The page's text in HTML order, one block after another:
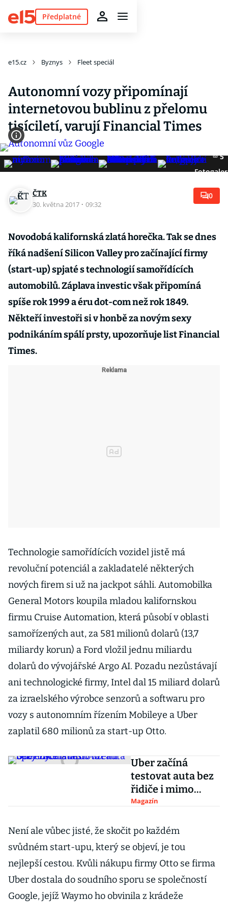
Předplatné
e15.cz Byznys Fleet speciál
Autonomní vozy připomínají
internetovou bublinu z přelomu
tisíciletí, varují Financial Times
5
ČTK
30. května 2017 · 09:32
0
Novodobá kalifornská zlatá horečka. Tak se dnes
říká nadšení Silicon Valley pro začínající firmy
(start-up) spjaté s technologií samořídících
automobilů. Záplava investic však připomíná
spíše rok 1999 a éru dot-com než rok 1849.
Někteří investoři si v honbě za novým sexy
podnikáním spálí prsty, upozorňuje list Financial
Times.
Technologie samořídících vozidel jistě má
revoluční potenciál a zakladatelé některých
nových firem si už na jackpot sáhli. Automobilka
General Motors koupila mladou kalifornskou
firmu Cruise Automation, která působí v oblasti
samořízených aut, za 581 milionů dolarů (13,7
miliardy korun) a Ford vložil jednu miliardu
dolarů do vývojářské Argo AI. Pozadu nezůstávají
ani technologické firmy, Intel dal 15 miliard dolarů
za izraelského výrobce senzorů a softwaru pro
vozy s autonomním řízením Mobileye a Uber
zaplatil 680 milionů za start-up Otto.
Uber začíná
testovat auta bez
řidiče i mimo
území Spojených
Magazín
Není ale vůbec jisté, že skočit po každém
svůdném start-upu, který se objeví, je tou
nejlepší cestou. Kvůli nákupu firmy Otto se firma
Uber dostala do soudního sporu se společností
Google, jejíž Waymo ho obvinila z krádeže